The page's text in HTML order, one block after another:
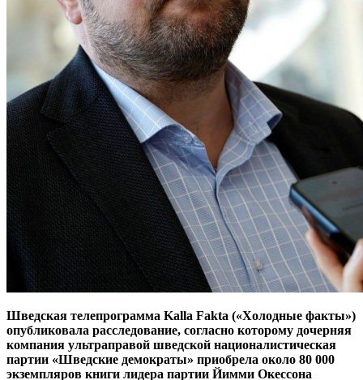
Шведская телепрограмма Kalla Fakta («Холодные факты»)
опубликовала расследование, согласно которому дочерняя
компания ультраправой шведской националистическая
партии «Шведские демократы» приобрела около 80 000
экземпляров книги лидера партии Йимми Окессона